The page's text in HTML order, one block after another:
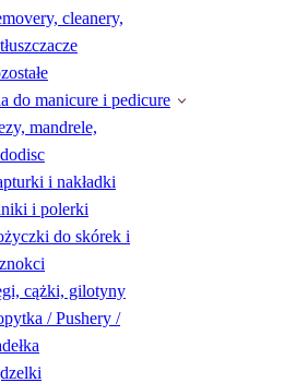
cleanery,
do manicure i pedicure
mandrele,
i nakładki
i polerki
do skórek i
cążki, gilotyny
/ Pushery /